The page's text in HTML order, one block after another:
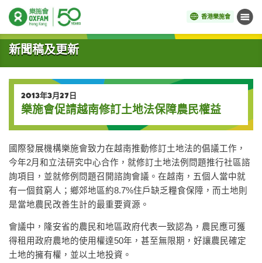
香港樂施會 目錄
開始主要內容
新聞稿及更新
2013年3月27日
樂施會促請越南修訂土地法保障農民權益
國際發展機構樂施會致力在越南推動修訂土地法的倡議工作，
今年2月和立法研究中心合作，就修訂土地法例問題推行社區諮
詢項目，並就修例問題召開諮詢會議。在越南，五個人當中就
有一個貧窮人；鄉郊地區約8.7%住戶缺乏糧食保障，而土地則
是當地農民改善生計的最重要資源。
會議中，隆安省的農民和地區政府代表一致認為，農民應可獲
得租用政府農地的使用權達50年，甚至無限期，好讓農民確定
土地的擁有權，並以土地投資。